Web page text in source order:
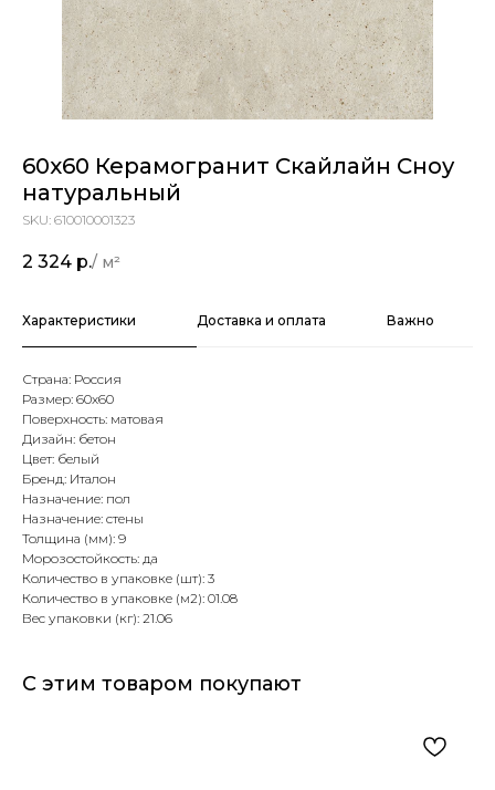
60х60 Керамогранит Скайлайн Сноу
натуральный
SKU: 610010001323
2 324 р.
Характеристики Доставка и оплата Важно
Страна: Россия
Размер: 60х60
Поверхность: матовая
Дизайн: бетон
Цвет: белый
Бренд: Италон
Назначение: пол
Назначение: стены
Толщина (мм): 9
Морозостойкость: да
Количество в упаковке (шт): 3
Количество в упаковке (м2): 01.08
Вес упаковки (кг): 21.06
С этим товаром покупают